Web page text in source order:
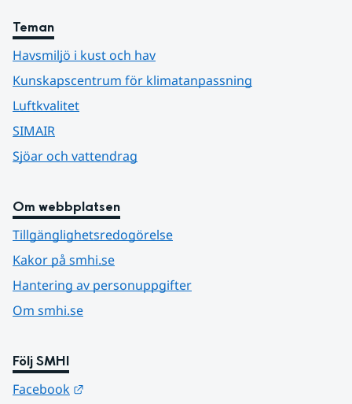
Teman
Havsmiljö i kust och hav
Kunskapscentrum för klimatanpassning
Luftkvalitet
SIMAIR
Sjöar och vattendrag
Om webbplatsen
Tillgänglighetsredogörelse
Kakor på smhi.se
Hantering av personuppgifter
Om smhi.se
Följ SMHI
Facebook